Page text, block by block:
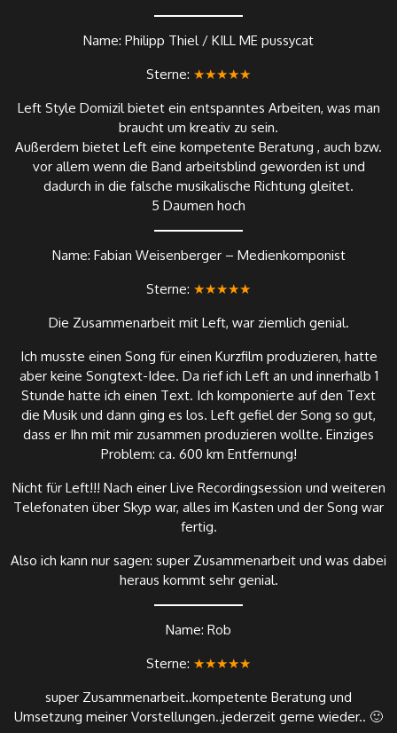
Name: Philipp Thiel / KILL ME pussycat
Sterne: ★★★★★
Left Style Domizil bietet ein entspanntes Arbeiten, was man
braucht um kreativ zu sein.
Außerdem bietet Left eine kompetente Beratung , auch bzw.
vor allem wenn die Band arbeitsblind geworden ist und
dadurch in die falsche musikalische Richtung gleitet.
5 Daumen hoch
Name: Fabian Weisenberger – Medienkomponist
Sterne: ★★★★★
Die Zusammenarbeit mit Left, war ziemlich genial.
Ich musste einen Song für einen Kurzfilm produzieren, hatte
aber keine Songtext-Idee. Da rief ich Left an und innerhalb 1
Stunde hatte ich einen Text. Ich komponierte auf den Text
die Musik und dann ging es los. Left gefiel der Song so gut,
dass er Ihn mit mir zusammen produzieren wollte. Einziges
Problem: ca. 600 km Entfernung!
Nicht für Left!!! Nach einer Live Recordingsession und weiteren
Telefonaten über Skyp war, alles im Kasten und der Song war
fertig.
Also ich kann nur sagen: super Zusammenarbeit und was dabei
heraus kommt sehr genial.
Name: Rob
Sterne: ★★★★★
super Zusammenarbeit..kompetente Beratung und
Umsetzung meiner Vorstellungen..jederzeit gerne wieder.. 🙂